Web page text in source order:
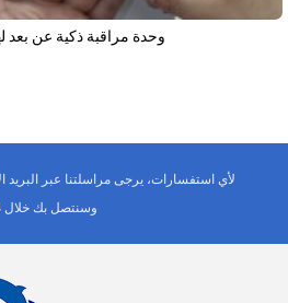
وحدة مراقبة ذكية عن بعد
لأي استفسارات، يرجى مراسلتنا عبر البريد
وسنتصل بك خلال 24 ساعة.